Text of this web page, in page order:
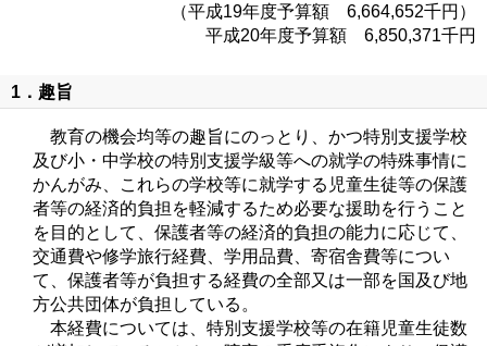
（平成19年度予算額 6,664,652千円）
平成20年度予算額 6,850,371千円
1．趣旨
教育の機会均等の趣旨にのっとり、かつ特別支援学校
及び小・中学校の特別支援学級等への就学の特殊事情に
かんがみ、これらの学校等に就学する児童生徒等の保護
者等の経済的負担を軽減するため必要な援助を行うこと
を目的として、保護者等の経済的負担の能力に応じて、
交通費や修学旅行経費、学用品費、寄宿舎費等につい
て、保護者等が負担する経費の全部又は一部を国及び地
方公共団体が負担している。
本経費については、特別支援学校等の在籍児童生徒数